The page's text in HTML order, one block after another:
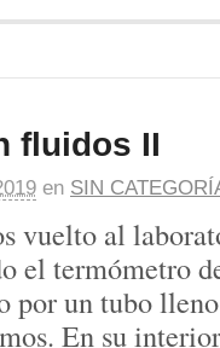
fluidos II
en SIN
vuelto al
el termómetro
por un tubo
En su